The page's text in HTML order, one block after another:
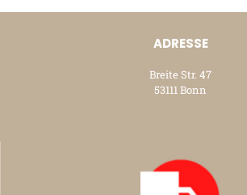
ADRESSE
Breite Str. 47
53111 Bonn